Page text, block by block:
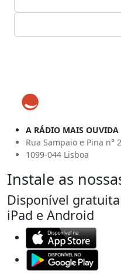
A RÁDIO MAIS OUVIDA
Rua Sampaio e Pina n°
1099-044 Lisboa
Instale as
Disponível
iPad e Android